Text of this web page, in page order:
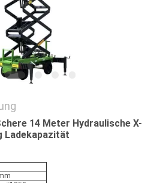
14 Meter Hydraulische X-
Ladekapazität